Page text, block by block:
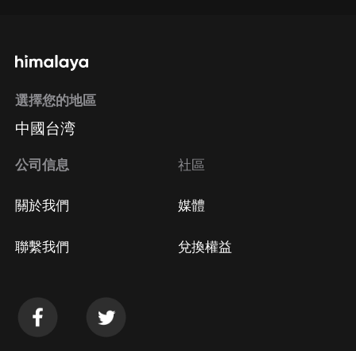
選擇您的地區
中國台湾
公司信息
關於我們
聯繫我們
社區
媒體
兌換權益